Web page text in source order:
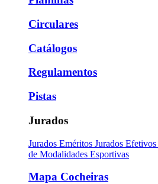
Circulares
Catálogos
Regulamentos
Pistas
Jurados
Jurados Eméritos Jurados Efetivos
de Modalidades Esportivas
Mapa Cocheiras